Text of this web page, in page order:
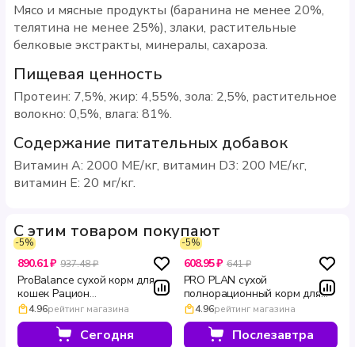
Мясо и мясные продукты (баранина не менее 20%,
телятина не менее 25%), злаки, растительные
белковые экстракты, минералы, сахароза.
Пищевая ценность
Протеин: 7,5%, жир: 4,55%, зола: 2,5%, растительное
волокно: 0,5%, влага: 81%.
Содержание питательных добавок
Витамин A: 2000 МЕ/кг, витамин D3: 200 МЕ/кг,
витамин E: 20 мг/кг.
С этим товаром покупают
-5%
890.61 ₽ 937.48 ₽
ProBalance сухой корм для
кошек Рацион
стерилизованных кошек с
уткой 1.8 кг
4.96рейтинг магазина
Сегодня
-5%
608.95 ₽ 641 ₽
PRO PLAN сухой
полнорационный корм для
взрослых кошек с лососем
для здоровья кожи и красоты
шерсти DERMA CARE 400 г
4.96рейтинг магазина
Послезавтра